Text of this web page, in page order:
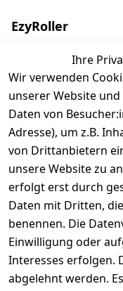
EzyRoller
Finde deinen
Modelle
EzyRoller Originals
EzyRoller X-Series
Zubehör
Ersatzteile
Sale & Bundle-
Händler werden
Über uns
Shop & Kontakt
Ihre
Wir verwenden
unserer Website
Daten von
Adresse), um z.B.
von Drittanbietern
unsere Website zu
erfolgt erst durch
Daten mit Dritten,
benennen. Die
Einwilligung oder
Interesses erfolgen.
abgelehnt werden.